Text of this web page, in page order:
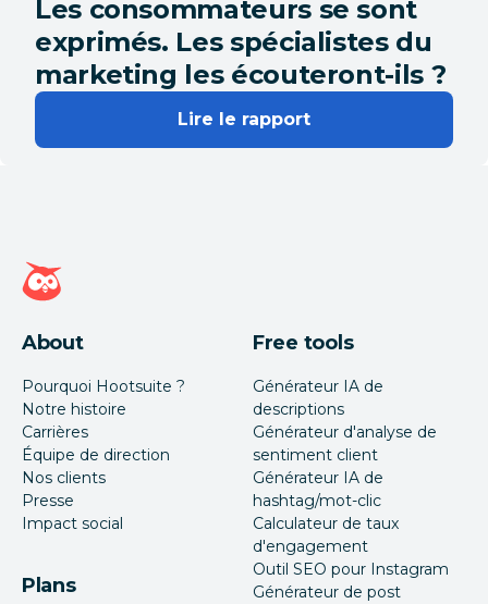
Les consommateurs se sont
exprimés. Les spécialistes du
marketing les écouteront-ils ?
Lire le rapport
Page d'accueil Hootsuite
About
Pourquoi Hootsuite ?
Notre histoire
Carrières
Équipe de direction
Nos clients
Presse
Impact social
Plans
Free tools
Générateur IA de
descriptions
Générateur d'analyse de
sentiment client
Générateur IA de
hashtag/mot-clic
Calculateur de taux
d'engagement
Outil SEO pour Instagram
Générateur de post